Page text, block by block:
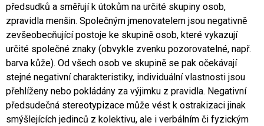
předsudků a směřují k útokům na určité skupiny osob,
zpravidla menšin. Společným jmenovatelem jsou negativně
zevšeobecňující postoje ke skupině osob, které vykazují
určité společné znaky (obvykle zvenku pozorovatelné, např.
barva kůže). Od všech osob ve skupině se pak očekávají
stejné negativní charakteristiky, individuální vlastnosti jsou
přehlíženy nebo pokládány za výjimku z pravidla. Negativní
předsudečná stereotypizace může vést k ostrakizaci jinak
smýšlejících jedinců z kolektivu, ale i verbálním či fyzickým